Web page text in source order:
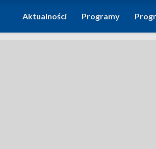
Aktualności Programy